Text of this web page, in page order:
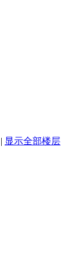
| 显示全部楼层